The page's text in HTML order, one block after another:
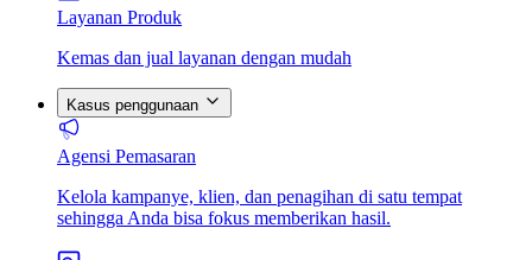
Layanan Produk
Kemas dan jual layanan dengan mudah
Kasus penggunaan
Agensi Pemasaran
Kelola kampanye, klien, dan penagihan di satu tempat
sehingga Anda bisa fokus memberikan hasil.